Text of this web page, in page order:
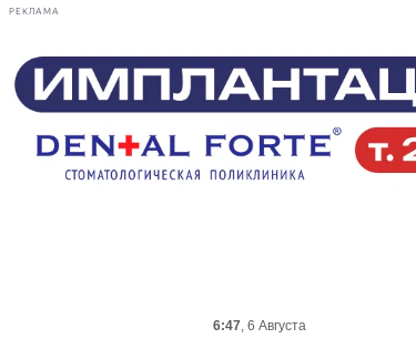
РЕКЛАМА
6:47, 6 Августа